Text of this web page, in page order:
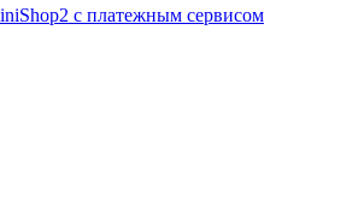
с платежным сервисом